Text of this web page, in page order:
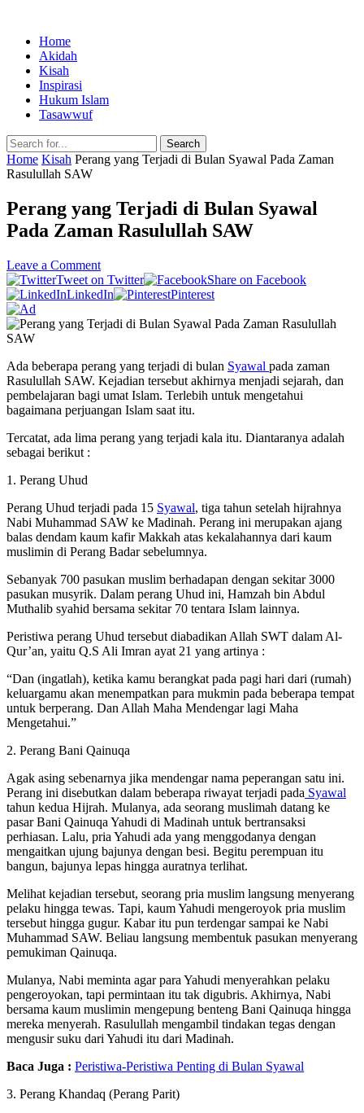
Home
Akidah
Kisah
Inspirasi
Hukum Islam
Tasawwuf
Search
Home Kisah Perang yang Terjadi di Bulan Syawal Pada Zaman
Rasulullah SAW
Perang yang Terjadi di Bulan Syawal
Pada Zaman Rasulullah SAW
Leave a Comment
Tweet on Twitter
Share on Facebook
LinkedIn
Pinterest
Ada beberapa perang yang terjadi di bulan Syawal pada zaman
Rasulullah SAW. Kejadian tersebut akhirnya menjadi sejarah, dan
pembelajaran bagi umat Islam. Terlebih untuk mengetahui
bagaimana perjuangan Islam saat itu.
Tercatat, ada lima perang yang terjadi kala itu. Diantaranya adalah
sebagai berikut :
1. Perang Uhud
Perang Uhud terjadi pada 15 Syawal, tiga tahun setelah hijrahnya
Nabi Muhammad SAW ke Madinah. Perang ini merupakan ajang
balas dendam kaum kafir Makkah atas kekalahannya dari kaum
muslimin di Perang Badar sebelumnya.
Sebanyak 700 pasukan muslim berhadapan dengan sekitar 3000
pasukan musyrik. Dalam perang Uhud ini, Hamzah bin Abdul
Muthalib syahid bersama sekitar 70 tentara Islam lainnya.
Peristiwa perang Uhud tersebut diabadikan Allah SWT dalam Al-
Qur’an, yaitu Q.S Ali Imran ayat 21 yang artinya :
“Dan (ingatlah), ketika kamu berangkat pada pagi hari dari (rumah)
keluargamu akan menempatkan para mukmin pada beberapa tempat
untuk berperang. Dan Allah Maha Mendengar lagi Maha
Mengetahui.”
2. Perang Bani Qainuqa
Agak asing sebenarnya jika mendengar nama peperangan satu ini.
Perang ini disebutkan dalam beberapa riwayat terjadi pada Syawal
tahun kedua Hijrah. Mulanya, ada seorang muslimah datang ke
pasar Bani Qainuqa Yahudi di Madinah untuk bertransaksi
perhiasan. Lalu, pria Yahudi ada yang menggodanya dengan
mengaitkan ujung bajunya dengan besi. Begitu perempuan itu
bangun, bajunya lepas hingga auratnya terlihat.
Melihat kejadian tersebut, seorang pria muslim langsung menyerang
pelaku hingga tewas. Tapi, kaum Yahudi mengeroyok pria muslim
tersebut hingga gugur. Kabar itu pun terdengar sampai ke Nabi
Muhammad SAW. Beliau langsung membentuk pasukan menyerang
pemukiman Qainuqa.
Mulanya, Nabi meminta agar para Yahudi menyerahkan pelaku
pengeroyokan, tapi permintaan itu tak digubris. Akhirnya, Nabi
bersama kaum muslimin mengepung benteng Bani Qainuqa hingga
mereka menyerah. Rasulullah mengambil tindakan tegas dengan
mengusir suku dari Yahudi itu dari Madinah.
Baca Juga : Peristiwa-Peristiwa Penting di Bulan Syawal
3. Perang Khandaq (Perang Parit)